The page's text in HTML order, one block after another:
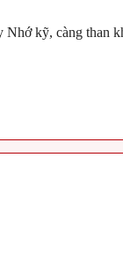
Nhớ kỹ, càng than